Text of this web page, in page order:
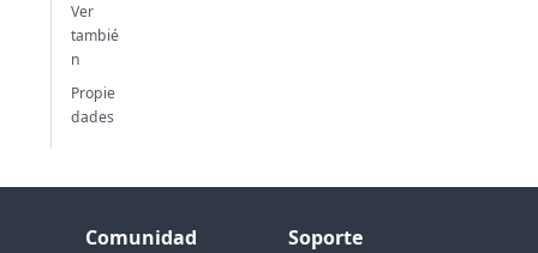
Ver
tambié
n
Propie
dades
Comunidad Soporte